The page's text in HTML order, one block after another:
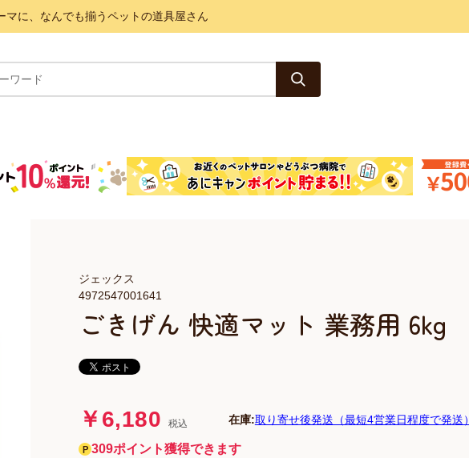
に、なんでも揃うペットの道具屋さん
ごきげん 快適マット 業務用 6kg
4972547001641
ジェックス
￥6,180 税込 在庫:取り寄せ後発送（最短4営業日程度で発送）
309ポイント獲得できます